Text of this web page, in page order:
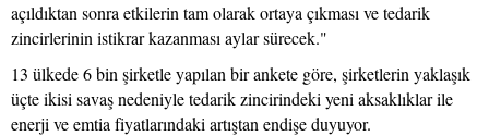
açıldıktan sonra etkilerin tam olarak ortaya çıkması ve tedarik
zincirlerinin istikrar kazanması aylar sürecek."
13 ülkede 6 bin şirketle yapılan bir ankete göre, şirketlerin yaklaşık
üçte ikisi savaş nedeniyle tedarik zincirindeki yeni aksaklıklar ile
enerji ve emtia fiyatlarındaki artıştan endişe duyuyor.